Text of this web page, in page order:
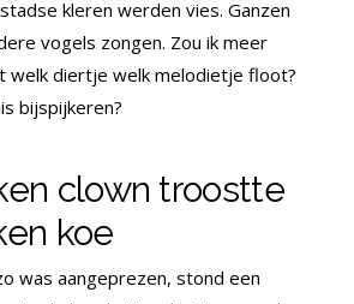
kleren werden vies. Ganzen
vogels zongen. Zou ik meer
welk diertje welk melodietje floot?
bijspijkeren?
clown troostte
koe
was aangeprezen, stond een